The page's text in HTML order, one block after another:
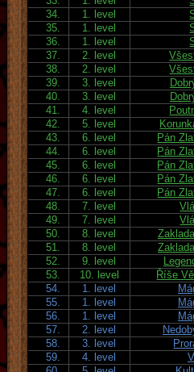
34.
1. level
35.
1. level
36.
1. level
37.
2. level
38.
2. level
39.
3. level
40.
3. level
41.
4. level
42.
5. level
43.
6. level Pán
44.
6. level Pán
45.
6. level Pán
46.
6. level Pán
47.
6. level Pán
48.
7. level
49.
7. level
50.
8. level
51.
8. level
52.
9. level
53.
10. level Říše
54.
1. level
55.
1. level
56.
1. level
57.
2. level
58.
3. level
59.
4. level